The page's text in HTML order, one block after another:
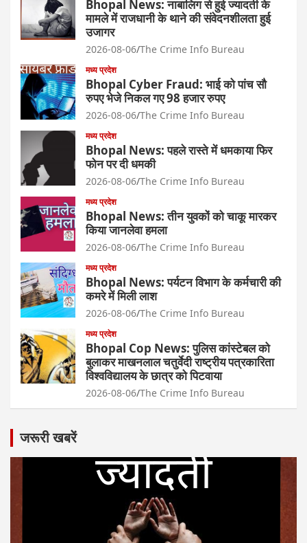
Bhopal News: नाबालिग से हुई ज्यादती के
मामले में राजधानी के थाने की संवेदनशीलता हुई
उजागर
2026-08-06 The Crime Info Bureau
मध्य प्रदेश
Bhopal Cyber Fraud: भाई को पांच सौ
रुपए भेजे निकल गए 98 हजार रुपए
2026-08-06 The Crime Info Bureau
मध्य प्रदेश
Bhopal News: पहले रास्ते में धमकाया फिर
फोन पर दी धमकी
2026-08-06 The Crime Info Bureau
मध्य प्रदेश
Bhopal News: तीन युवकों को चाकू मारकर
किया जानलेवा हमला
2026-08-06 The Crime Info Bureau
मध्य प्रदेश
Bhopal News: पर्यटन विभाग के कर्मचारी की
कमरे में मिली लाश
2026-08-06 The Crime Info Bureau
मध्य प्रदेश
Bhopal Cop News: पुलिस कांस्टेबल को
बुलाकर माखनलाल चतुर्वेदी राष्ट्रीय पत्रकारिता
विश्वविद्यालय के छात्र को पिटवाया
2026-08-06 The Crime Info Bureau
जरूरी खबरें